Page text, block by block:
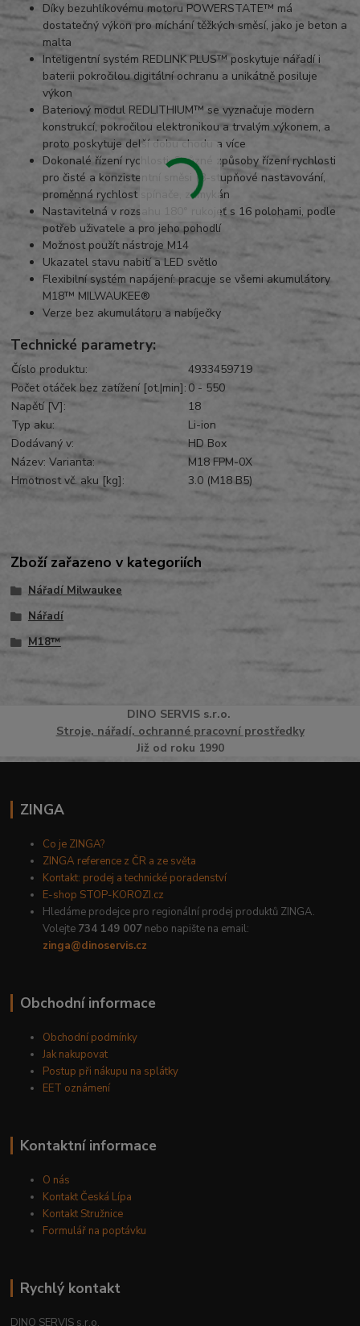
Díky bezuhlíkovému motoru POWERSTATE™ má
dostatečný výkon pro míchání těžkých směsí, jako je beton a
malta
Inteligentní systém REDLINK PLUS™ poskytuje nářadí i
baterii pokročilou digitální ochranu a unikátně posiluje
výkon
Bateriový modul REDLITHIUM™ se vyznačuje modern
konstrukcí, pokročilou elektronikou a trvalým výkonem, a
proto poskytuje delší dobu chodu a více
Dokonalé řízení rychlosti: 3 různé způsoby řízení rychlosti
pro čisté a konzistentní směsi (8-stupňové nastavování,
proměnná rychlost spínače, zamykán
Nastavitelná v rozsahu 180° rukojeť s 16 polohami, podle
potřeb uživatele a pro jeho pohodlí
Možnost použít nástroje M14
Ukazatel stavu nabití a LED světlo
Flexibilní systém napájení: pracuje se všemi akumulátory
M18™ MILWAUKEE®
Verze bez akumulátoru a nabíječky
Technické parametry:
Číslo produktu:
4933459719
Počet otáček bez zatížení [ot.|min]: 0 - 550
Napětí [V]:
18
Typ aku:
Li-ion
Dodávaný v:
HD Box
Název: Varianta:
M18 FPM-0X
Hmotnost vč. aku [kg]:
3.0 (M18 B5)
Zboží zařazeno v kategoriích
Nářadí Milwaukee
Nářadí
M18™
DINO SERVISs.r.o.
Stroje, nářadí, ochranné pracovní prostředky
Již od roku 1990
ZINGA
Co je ZINGA?
ZINGA reference z ČR a ze světa
Kontakt: prodej a technické poradenství
E-shop STOP-KOROZI.cz
Hledáme prodejce pro regionální prodej produktů ZINGA.
Volejte 734 149 007 nebo napište na email:
zinga@dinoservis.cz
Obchodní informace
Obchodní podmínky
Jak nakupovat
Postup při nákupu na splátky
EET oznámení
Kontaktní informace
O nás
Kontakt Česká Lípa
Kontakt Stružnice
Formulář na poptávku
Rychlý kontakt
DINO SERVIS s.r.o.